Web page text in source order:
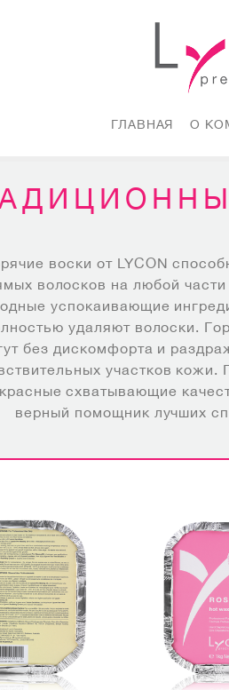
ГЛАВНАЯ О
воски от LYCON
волосков на любой
успокаивающие
удаляют волоски.
без дискомфорта и
участков кожи.
схватывающие
верный помощник лучших